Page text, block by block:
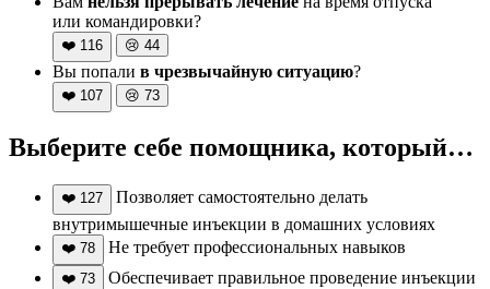
или командировки?
❤️ 116 😢 44
Вы попали в чрезвычайную ситуацию?
❤️ 107 😢 73
Выберите себе помощника, который…
❤️ 127
Позволяет самостоятельно делать
внутримышечные инъекции в домашних условиях
❤️ 78 Не требует профессиональных навыков
❤️ 73 Обеспечивает правильное проведение инъекции